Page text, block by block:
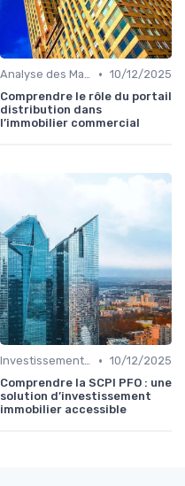
Analyse des Marchés Locaux et Globaux • 10/12/2025
Comprendre le rôle du portail
distribution dans
l’immobilier commercial
Investissements Immobiliers Stratégiques • 10/12/2025
Comprendre la SCPI PFO : une
solution d’investissement
immobilier accessible